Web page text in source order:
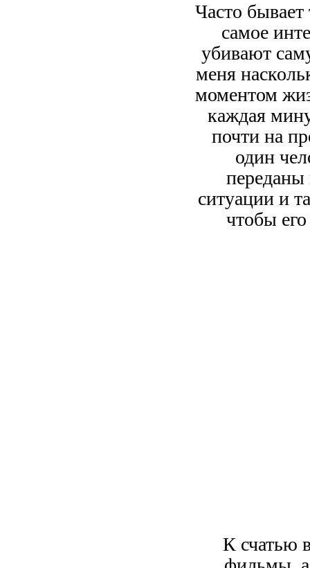
Часто
самое
убивают
меня
моментом
каждая
почти на
один
переданы
ситуации и
чтобы
К счатью